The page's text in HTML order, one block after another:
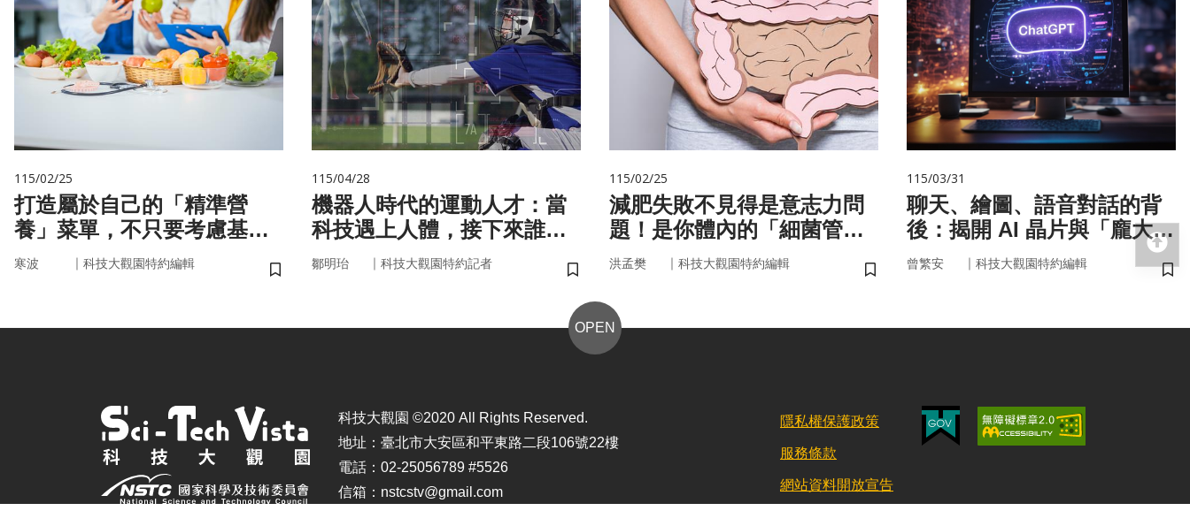
115/02/25
打造屬於自己的「精準營
養」菜單，不只要考慮基
因，關鍵更在腸道微生物
寒波 ｜ 科技大觀園特約編輯
儲存書籤
115/04/28
機器人時代的運動人才：當
科技遇上人體，接下來誰來
接手？
鄒明珆 ｜ 科技大觀園特約記者
儲存書籤
115/02/25
減肥失敗不見得是意志力問
題！是你體內的「細菌管
家」在幫你囤油
洪孟樊 ｜ 科技大觀園特約編輯
儲存書籤
115/03/31
聊天、繪圖、語音對話的背
後：揭開 AI 晶片與「龐大算
力」的真面目
曾繁安 ｜ 科技大觀園特約編輯
儲
OPEN
科技大觀園 ©2020 All Rights Reserved.
地址：臺北市大安區和平東路二段106號22樓
電話：02-25056789 #5526
信箱：nstcstv@gmail.com
隱私權保護政策
服務條款
網站資料開放宣告
回